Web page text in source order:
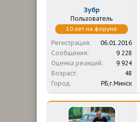
Зубр
Пользователь
10 лет на форуме
Регистрация
06.01.2016
Сообщения
9 228
Оценка реакций
9 924
Возраст
48
Город
РБ,г.Минск